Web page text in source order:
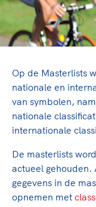
Sportonderzoek
Sportakkoord II
Game Changer
TeamNL kids
Olympische
Nieuwspagina
Columns
Veilige en
Diversiteit en
Gezonde
Bekwaam
Vitale clubs en
Clubacties
Handboek Wet-
Opleidingen en
TeamNL
Kennisaanbod
Olympische
Paralympische
Topsportbeleid
Op de Masterlists
nationale en
van symbolen,
nationale
internationale
De masterlists
actueel gehouden.
gegevens in de
opnemen met